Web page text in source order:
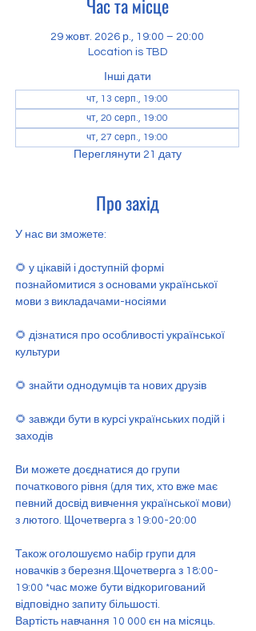
Час та місце
29 жовт. 2026 р., 19:00 – 20:00
Location is TBD
Інші дати
чт, 13 серп., 19:00
чт, 20 серп., 19:00
чт, 27 серп., 19:00
Переглянути 21 дату
Про захід
У нас ви зможете:
🌻 у цікавій і доступній формі
познайомитися з основами української
мови з викладачами-носіями
🌻 дізнатися про особливості української
культури
🌻 знайти однодумців та нових друзів
🌻 завжди бути в курсі українських подій і
заходів
Ви можете доєднатися до групи
початкового рівня (для тих, хто вже має
певний досвід вивчення української мови)
з лютого. Щочетверга з 19:00-20:00
Також оголошуємо набір групи для
новачків з березня.Щочетверга з 18:00-
19:00 *час може бути відкоригований
відповідно запиту більшості.
Вартість навчання 10 000 єн на місяць.